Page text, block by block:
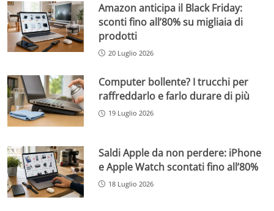
Amazon anticipa il Black Friday:
sconti fino all’80% su migliaia di
prodotti
20 Luglio 2026
Computer bollente? I trucchi per
raffreddarlo e farlo durare di più
19 Luglio 2026
Saldi Apple da non perdere: iPhone
e Apple Watch scontati fino all’80%
18 Luglio 2026